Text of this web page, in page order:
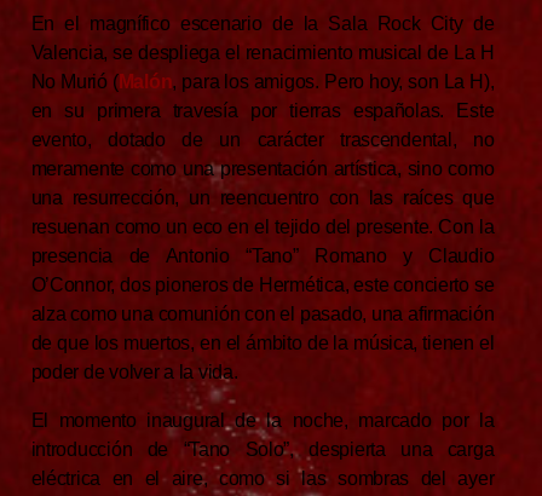
En el magnífico escenario de la Sala Rock City de
Valencia, se despliega el renacimiento musical de La H
No Murió ( Malón, para los amigos. Pero hoy, son La H),
en su primera travesía por tierras españolas. Este
evento, dotado de un carácter trascendental, no
meramente como una presentación artística, sino como
una resurrección, un reencuentro con las raíces que
resuenan como un eco en el tejido del presente. Con la
presencia de Antonio “Tano” Romano y Claudio
O’Connor, dos pioneros de Hermética, este concierto se
alza como una comunión con el pasado, una afirmación
de que los muertos, en el ámbito de la música, tienen el
poder de volver a la vida.
El momento inaugural de la noche, marcado por la
introducción de “Tano Solo”, despierta una carga
eléctrica en el aire, como si las sombras del ayer